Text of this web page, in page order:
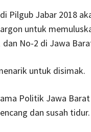
Pilgub Jabar 2018
untuk
No-2 di Jawa
untuk disimak.
Politik Jawa
dan susah tidur.